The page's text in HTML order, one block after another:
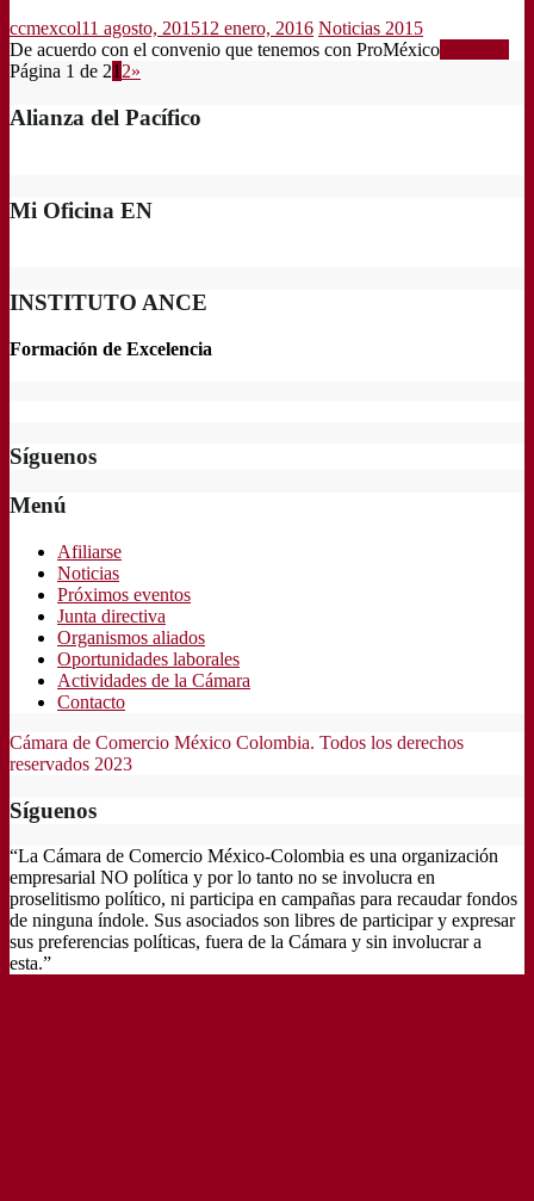
ccmexcol11 agosto, 201512 enero, 2016 Noticias 2015
De acuerdo con el convenio que tenemos con ProMéxico
Página 1 de 212»
Alianza del Pacífico
Mi Oficina EN
INSTITUTO ANCE
Formación de Excelencia
Síguenos
Menú
Afiliarse
Noticias
Próximos eventos
Junta directiva
Organismos aliados
Oportunidades laborales
Actividades de la Cámara
Contacto
Cámara de Comercio México Colombia. Todos los derechos
reservados 2023
Síguenos
“La Cámara de Comercio México-Colombia es una organización
empresarial NO política y por lo tanto no se involucra en
proselitismo político, ni participa en campañas para recaudar fondos
de ninguna índole. Sus asociados son libres de participar y expresar
sus preferencias políticas, fuera de la Cámara y sin involucrar a
esta.”